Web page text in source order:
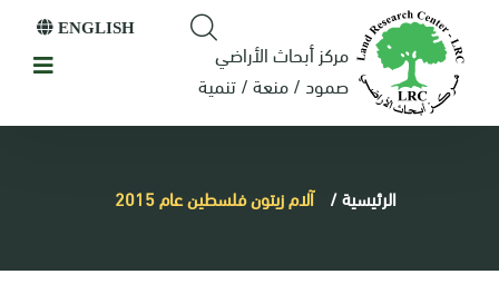
مركز أبحاث الأراضي
صمود / منعة / تنمية
ENGLISH
الرئيسية/ آلام زيتون فلسطين عام 2015